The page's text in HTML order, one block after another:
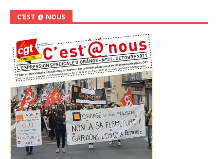
C’EST @ NOUS